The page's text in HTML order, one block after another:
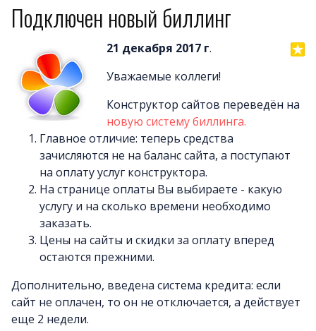
Подключен новый биллинг
21 декабря 2017 г.
Уважаемые коллеги!
Конструктор сайтов переведён на
новую систему биллинга.
Главное отличие: теперь средства
зачисляются не на баланс сайта, а поступают
на оплату услуг конструктора.
На странице оплаты Вы выбираете - какую
услугу и на сколько времени необходимо
заказать.
Цены на сайты и скидки за оплату вперед
остаются прежними.
Дополнительно, введена система кредита: если
сайт не оплачен, то он не отключается, а действует
еще 2 недели.